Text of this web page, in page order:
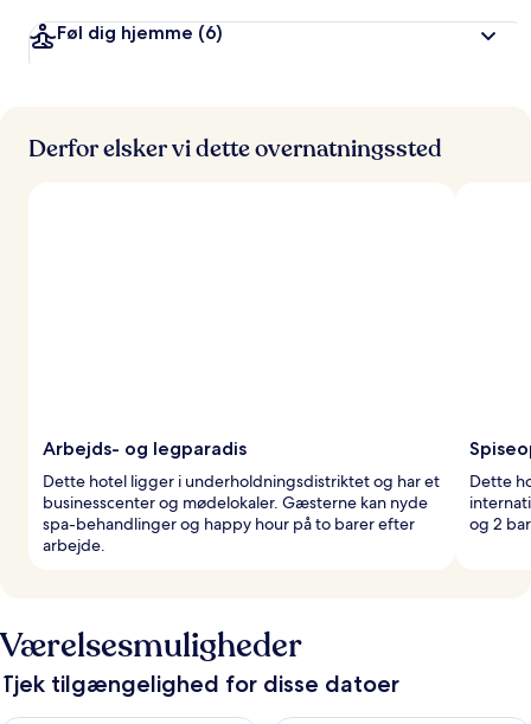
Føl dig hjemme (6)
Derfor elsker vi dette overnatningssted
Arbejds- og legparadis
Dette hotel ligger i underholdningsdistriktet og har et
businesscenter og mødelokaler. Gæsterne kan nyde
spa-behandlinger og happy hour på to barer efter
arbejde.
Dette
og 2
Værelsesmuligheder
Tjek tilgængelighed for disse datoer